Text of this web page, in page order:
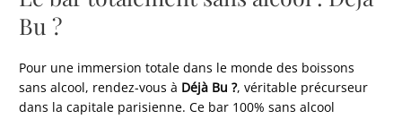
Bu ?
Pour une immersion totale dans le monde des boissons
sans alcool, rendez-vous à Déjà Bu ?, véritable précurseur
dans la capitale parisienne. Ce bar 100% sans alcool